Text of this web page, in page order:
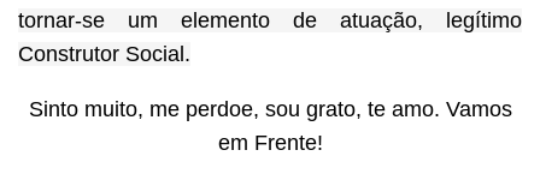
tornar-se um elemento de atuação, legítimo
Construtor Social.
Sinto muito, me perdoe, sou grato, te amo. Vamos
em Frente!